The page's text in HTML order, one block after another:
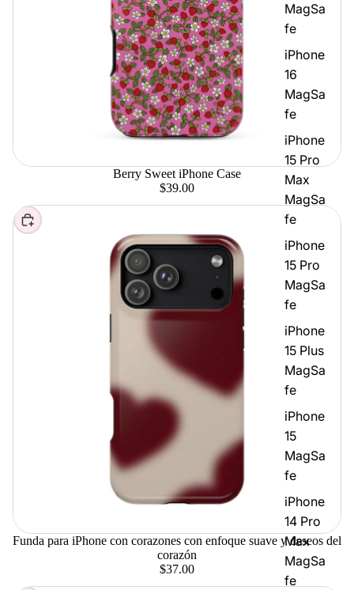
MagSa
fe
iPhone
16
MagSa
fe
iPhone
15 Pro
Max
MagSa
fe
iPhone
15 Pro
MagSa
fe
iPhone
15 Plus
MagSa
fe
iPhone
15
MagSa
fe
iPhone
14 Pro
Max
MagSa
fe
Berry Sweet iPhone Case
$39.00
Elegir
Funda para iPhone con corazones con enfoque suave y deseos del
corazón
$37.00